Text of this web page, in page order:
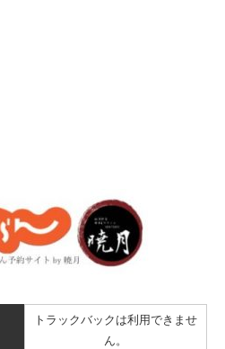
トラックバックは利用できませ
ん。